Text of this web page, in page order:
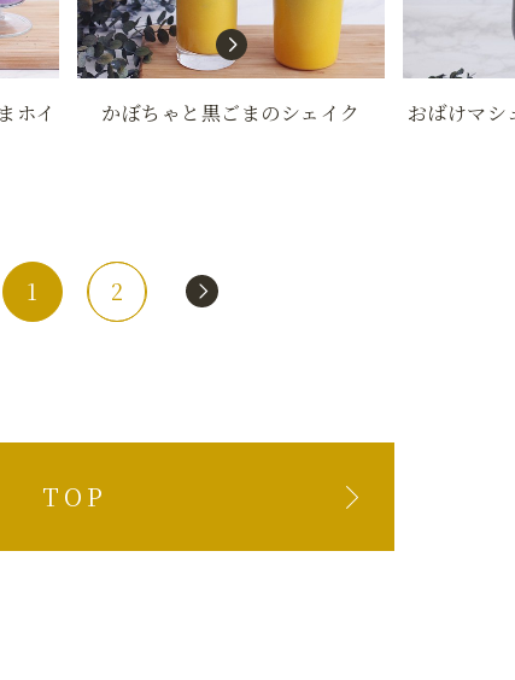
ホイ
かぼちゃと黒ごまのシェイク おばけマシ
1 2
TOP